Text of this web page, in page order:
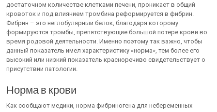
достаточном количестве клетками печени, проникает в общий
кровоток и под влиянием тромбина реформируется в фибрин.
Фибрин – это неглобулярный белок, благодаря которому
формируются тромбы, препятствующие большой потере крови во
время родовой деятельности. Именно поэтому так важно, чтобы
данный показатель имел характеристику «норма», тем более его
высокий или низкий показатель красноречиво свидетельствует о
присутствии патологии.
Норма в крови
Как сообщают медики, норма фибриногена для небеременных